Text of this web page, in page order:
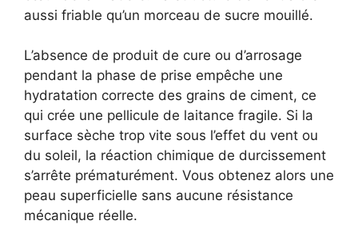
aussi friable qu’un morceau de sucre mouillé.
L’absence de produit de cure ou d’arrosage
pendant la phase de prise empêche une
hydratation correcte des grains de ciment, ce
qui crée une pellicule de laitance fragile. Si la
surface sèche trop vite sous l’effet du vent ou
du soleil, la réaction chimique de durcissement
s’arrête prématurément. Vous obtenez alors une
peau superficielle sans aucune résistance
mécanique réelle.